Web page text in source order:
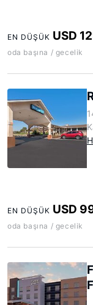
EN DÜŞÜK USD
oda başına / gecelik
EN DÜŞÜK USD
oda başına / gecelik